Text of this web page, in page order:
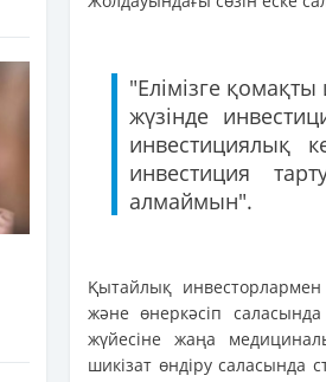
"Елімізге
жүзінде
инвестициялық
инвестиция
алмаймын".
Қытайлық
және өнеркәсіп
жүйесіне жаңа
шикізат өндіру саласында